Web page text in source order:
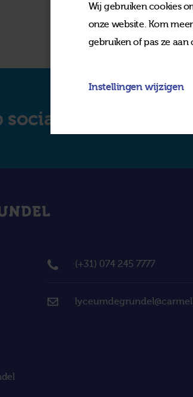
media
(+31) 074 245 7777
Wij gebruiken cookies
onze website. Kom
gebruiken of pas ze aan
Instellingen wijzigen